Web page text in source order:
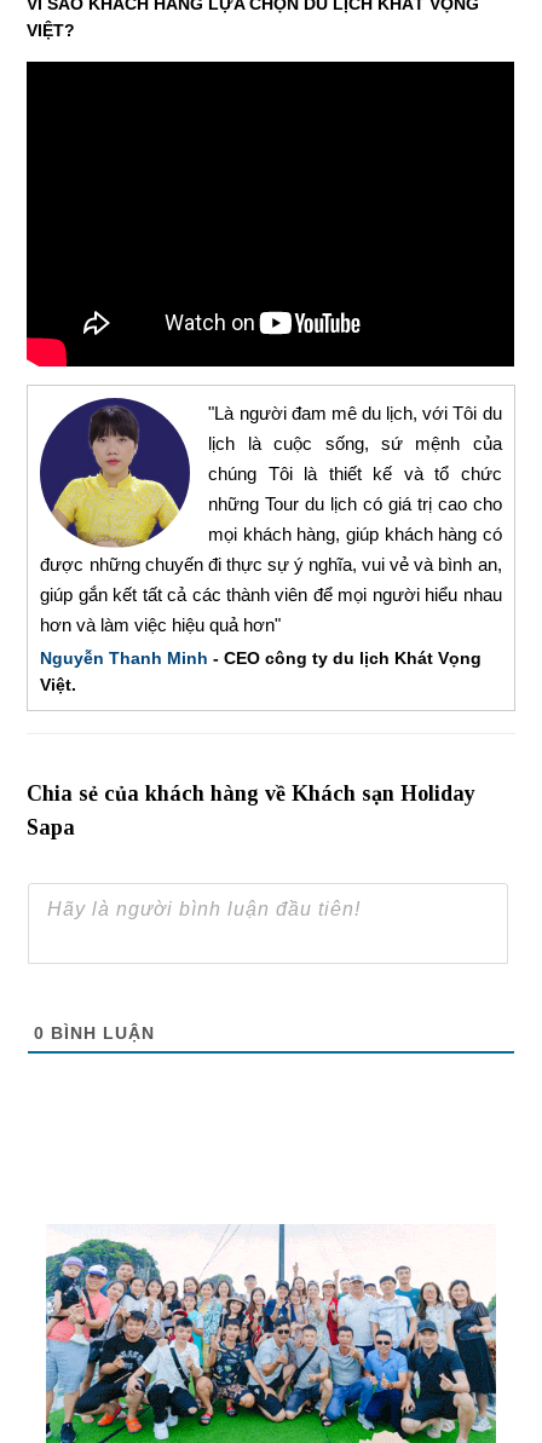
VIỆT?
"Là người đam mê du lịch, với Tôi du
lịch là cuộc sống, sứ mệnh của
chúng Tôi là thiết kế và tổ chức
những Tour du lịch có giá trị cao cho
mọi khách hàng, giúp khách hàng có
được những chuyến đi thực sự ý nghĩa, vui vẻ và bình an,
giúp gắn kết tất cả các thành viên để mọi người hiểu nhau
hơn và làm việc hiệu quả hơn"
Nguyễn Thanh Minh - CEO công ty du lịch Khát Vọng
Việt.
Chia sẻ của khách hàng về Khách sạn Holiday
Sapa
0 BÌNH LUẬN